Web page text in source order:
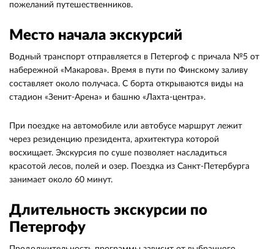
пожеланий путешественников.
Место начала экскурсий
Водный транспорт отправляется в Петергоф с причала №5 от
набережной «Макарова». Время в пути по Финскому заливу
составляет около получаса. С борта открываются виды на
стадион «Зенит-Арена» и башню «Лахта-центра».
При поездке на автомобиле или автобусе маршрут лежит
через резиденцию президента, архитектура которой
восхищает. Экскурсия по суше позволяет насладиться
красотой лесов, полей и озер. Поездка из Санкт-Петербурга
занимает около 60 минут.
Длительность экскурсии по
Петергофу